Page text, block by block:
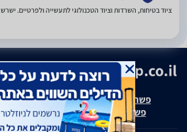
ציוד בטיחות, השרדות וציוד הטכנולוגי לתעשייה ולפרטיים. ישרש
פשרה בת"צ אבנצ'יק נ' זאפ גרופ (ת"צ 23008-08-20)
פשרה בת"צ כהנים נ' זאפ גרופ (ת"צ 60371-12-19)